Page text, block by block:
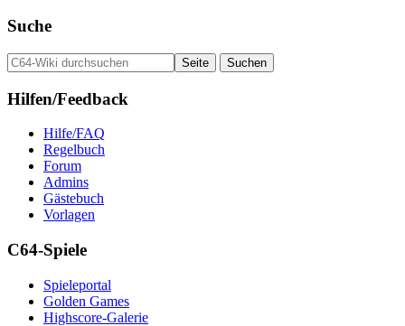
Suche
Hilfen/Feedback
Hilfe/FAQ
Regelbuch
Forum
Admins
Gästebuch
Vorlagen
C64-Spiele
Spieleportal
Golden Games
Highscore-Galerie